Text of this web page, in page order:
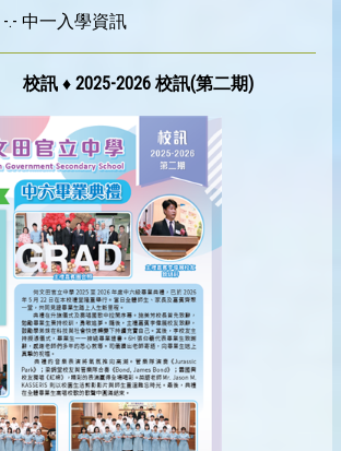
.- 中一入學資訊
校訊 ♦ 2025-2026 校訊(第二期)